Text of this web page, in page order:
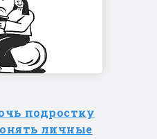
подростку
личные